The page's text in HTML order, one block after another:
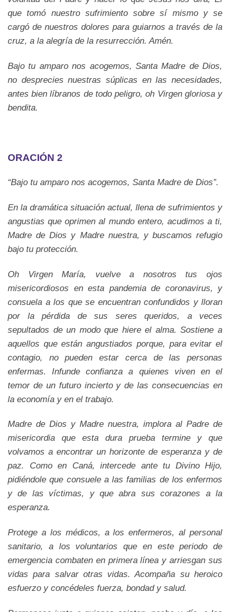
que tomó nuestro sufrimiento sobre sí mismo y se
cargó de nuestros dolores para guiarnos a través de la
cruz, a la alegría de la resurrección. Amén.
Bajo tu amparo nos acogemos, Santa Madre de Dios,
no desprecies nuestras súplicas en las necesidades,
antes bien líbranos de todo peligro, oh Virgen gloriosa y
bendita.
ORACIÓN 2
“Bajo tu amparo nos acogemos, Santa Madre de Dios”.
En la dramática situación actual, llena de sufrimientos y
angustias que oprimen al mundo entero, acudimos a ti,
Madre de Dios y Madre nuestra, y buscamos refugio
bajo tu protección.
Oh Virgen María, vuelve a nosotros tus ojos
misericordiosos en esta pandemia de coronavirus, y
consuela a los que se encuentran confundidos y lloran
por la pérdida de sus seres queridos, a veces
sepultados de un modo que hiere el alma. Sostiene a
aquellos que están angustiados porque, para evitar el
contagio, no pueden estar cerca de las personas
enfermas. Infunde confianza a quienes viven en el
temor de un futuro incierto y de las consecuencias en
la economía y en el trabajo.
Madre de Dios y Madre nuestra, implora al Padre de
misericordia que esta dura prueba termine y que
volvamos a encontrar un horizonte de esperanza y de
paz. Como en Caná, intercede ante tu Divino Hijo,
pidiéndole que consuele a las familias de los enfermos
y de las víctimas, y que abra sus corazones a la
esperanza.
Protege a los médicos, a los enfermeros, al personal
sanitario, a los voluntarios que en este periodo de
emergencia combaten en primera línea y arriesgan sus
vidas para salvar otras vidas. Acompaña su heroico
esfuerzo y concédeles fuerza, bondad y salud.